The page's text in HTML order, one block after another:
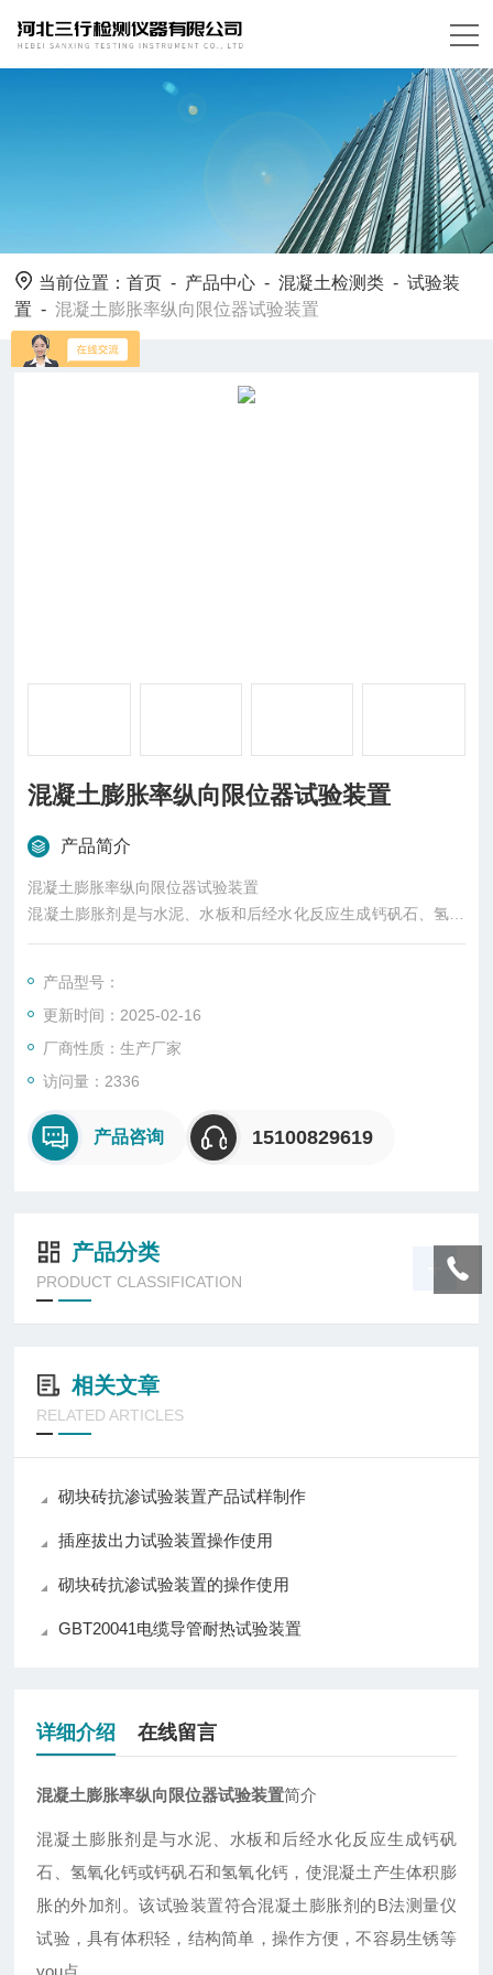
当前位置：首页 - 产品中心 -混凝土检测类 -试验装
置 -混凝土膨胀率纵向限位器试验装置
混凝土膨胀率纵向限位器试验装置
产品简介
混凝土膨胀率纵向限位器试验装置
混凝土膨胀剂是与水泥、水板和后经水化反应生成钙矾石、氢氧
化钙或钙矾石和氢氧化钙，使混凝土产生体积膨胀的外加剂。该
构简单，操作方便，不容易生锈等you点。
产品型号：
更新时间：2025-02-16
厂商性质：生产厂家
访问量：2336
产品咨询 15100829619
产品分类
PRODUCT CLASSIFICATION
相关文章
RELATED ARTICLES
砌块砖抗渗试验装置产品试样制作
插座拔出力试验装置操作使用
砌块砖抗渗试验装置的操作使用
GBT20041电缆导管耐热试验装置
详细介绍 在线留言
混凝土膨胀率纵向限位器试验装置简介
混凝土膨胀剂是与水泥、水板和后经水化反应生成钙矾
石、氢氧化钙或钙矾石和氢氧化钙，使混凝土产生体积膨
胀的外加剂。该试验装置符合混凝土膨胀剂的B法测量仪
试验，具有体积轻，结构简单，操作方便，不容易生锈等